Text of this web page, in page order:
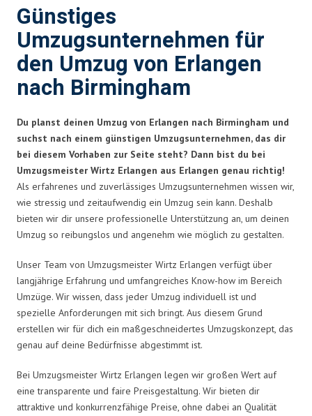
Günstiges
Umzugsunternehmen für
den Umzug von Erlangen
nach Birmingham
Du planst deinen Umzug von Erlangen nach Birmingham und
suchst nach einem günstigen Umzugsunternehmen, das dir
bei diesem Vorhaben zur Seite steht? Dann bist du bei
Umzugsmeister Wirtz Erlangen aus Erlangen genau richtig!
Als erfahrenes und zuverlässiges Umzugsunternehmen wissen wir,
wie stressig und zeitaufwendig ein Umzug sein kann. Deshalb
bieten wir dir unsere professionelle Unterstützung an, um deinen
Umzug so reibungslos und angenehm wie möglich zu gestalten.
Unser Team von Umzugsmeister Wirtz Erlangen verfügt über
langjährige Erfahrung und umfangreiches Know-how im Bereich
Umzüge. Wir wissen, dass jeder Umzug individuell ist und
spezielle Anforderungen mit sich bringt. Aus diesem Grund
erstellen wir für dich ein maßgeschneidertes Umzugskonzept, das
genau auf deine Bedürfnisse abgestimmt ist.
Bei Umzugsmeister Wirtz Erlangen legen wir großen Wert auf
eine transparente und faire Preisgestaltung. Wir bieten dir
attraktive und konkurrenzfähige Preise, ohne dabei an Qualität